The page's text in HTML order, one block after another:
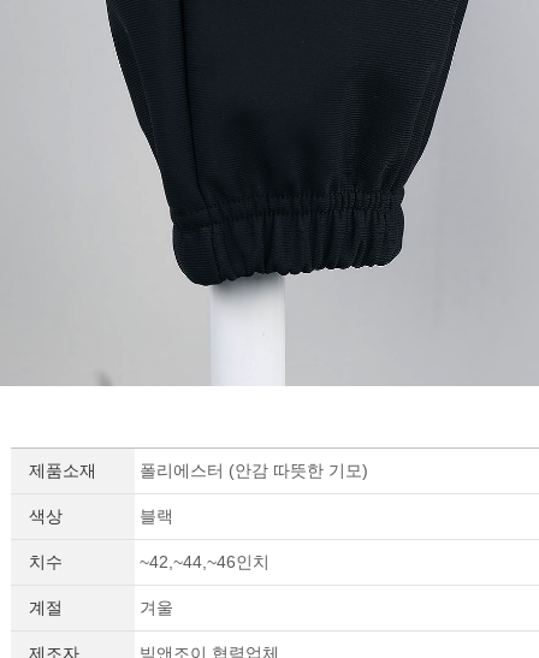
제품소재 폴리에스터 (안감 따뜻한 기모)
색상 블랙
치수 ~42,~44,~46인치
계절 겨울
제조자 빅앤조이 협력업체